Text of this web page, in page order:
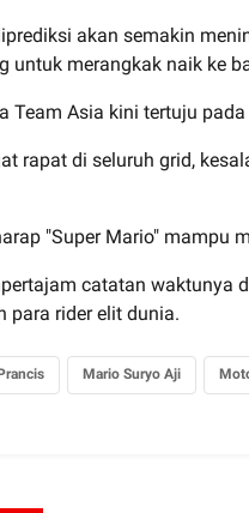
akan semakin
untuk merangkak naik ke
Team Asia kini tertuju
rapat di seluruh grid,
"Super Mario" mampu
catatan waktunya
para rider elit dunia.
Mario Suryo Aji